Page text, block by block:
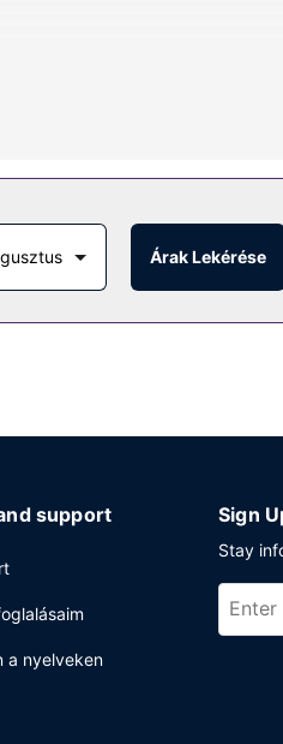
és mikrohullámú sütők is
a(z) beltéri medence, vagy
foglalása és bankett-
szolgálni. Ingyenes
Árak Lekérése
support
a nyelveken
Sign
Stay